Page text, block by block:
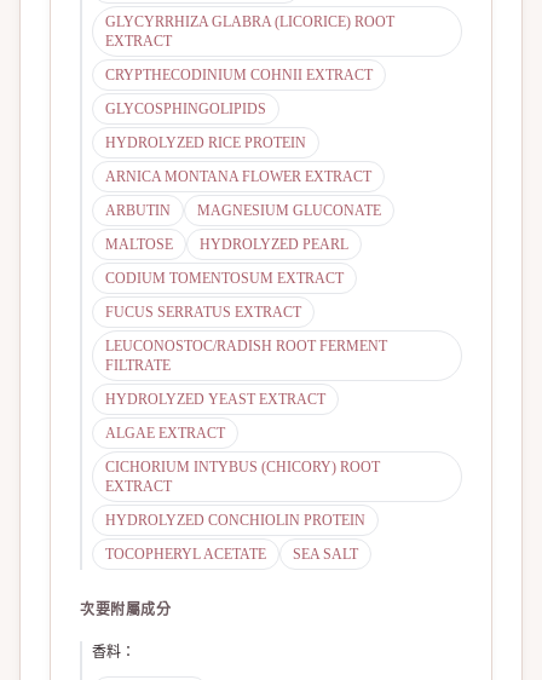
GLYCYRRHIZA GLABRA (LICORICE) ROOT
EXTRACT
CRYPTHECODINIUM COHNII EXTRACT
GLYCOSPHINGOLIPIDS
HYDROLYZED RICE PROTEIN
ARNICA MONTANA FLOWER EXTRACT
ARBUTIN
MAGNESIUM GLUCONATE
MALTOSE
HYDROLYZED PEARL
CODIUM TOMENTOSUM EXTRACT
FUCUS SERRATUS EXTRACT
LEUCONOSTOC/RADISH ROOT FERMENT
FILTRATE
HYDROLYZED YEAST EXTRACT
ALGAE EXTRACT
CICHORIUM INTYBUS (CHICORY) ROOT
EXTRACT
HYDROLYZED CONCHIOLIN PROTEIN
TOCOPHERYL ACETATE
SEA SALT
次要附屬成分
香料 ：